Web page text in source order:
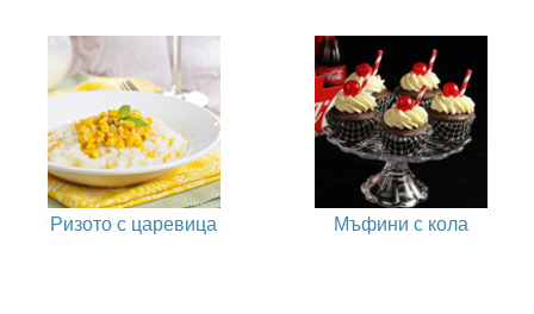
Ризото с царевица Мъфини с кола